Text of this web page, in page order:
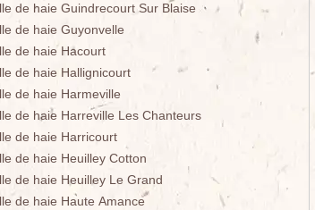
de haie Guindrecourt Sur Blaise
de haie Guyonvelle
de haie Hacourt
de haie Hallignicourt
de haie Harmeville
de haie Harreville Les Chanteurs
de haie Harricourt
de haie Heuilley Cotton
de haie Heuilley Le Grand
de haie Haute Amance